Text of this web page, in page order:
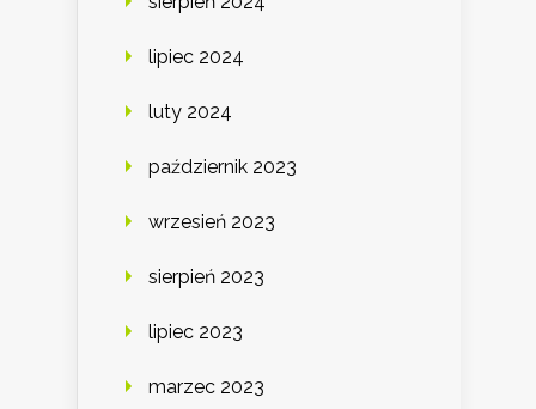
lipiec 2024
luty 2024
październik 2023
wrzesień 2023
sierpień 2023
lipiec 2023
marzec 2023